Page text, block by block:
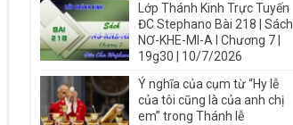
Lớp Thánh Kinh Trực Tuyến
ĐC Stephano Bài 218 | Sách
NƠ-KHE-MI-A I Chương 7 |
19g30 | 10/7/2026
Ý nghĩa của cụm từ “Hy lễ
của tôi cũng là của anh chị
em” trong Thánh lễ